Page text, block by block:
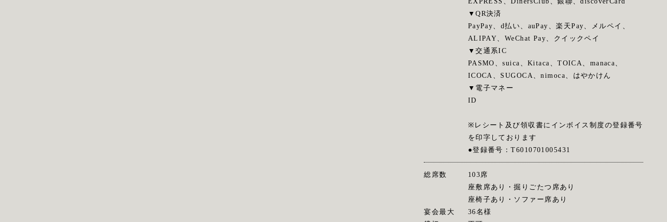
▼QR決済
PayPay、d払い、auPay、楽天Pay、メルペイ、
ALIPAY、WeChat Pay、クイックペイ
▼交通系IC
PASMO、suica、Kitaca、TOICA、manaca、
ICOCA、SUGOCA、nimoca、はやかけん
▼電子マネー
ID
※レシート及び領収書にインボイス制度の登録番号
を印字しております
●登録番号：T6010701005431
総席数
103席
座敷席あり・掘りごたつ席あり
座椅子あり・ソファー席あり
宴会最大
36名様